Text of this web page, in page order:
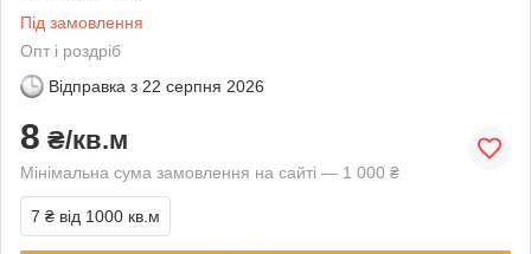
Під замовлення
Опт і роздріб
Відправка з 22 серпня 2026
8 ₴/кв.м
Мінімальна сума замовлення на сайті — 1 000 ₴
7 ₴ від 1000 кв.м